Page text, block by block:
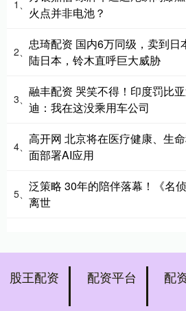
1、
火点并非电池？
2、
忠琦配资 国内6万同级，卖到日
陆日本，铃木直呼巨大威胁
3、
融丰配资 哭笑不得！印度罚比
迪：我在这没乘用车公司
4、
高开网 北京将在医疗健康、生
面部署AI应用
5、
泛策略 30年的陪伴落幕！《名
离世
股王配资 配资平台 配